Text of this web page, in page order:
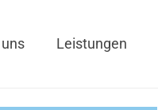
Leistungen